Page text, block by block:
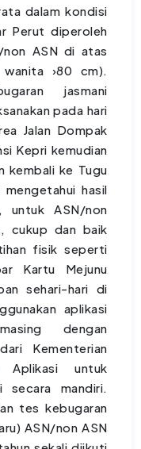
dalam kondisi
Perut diperoleh
non ASN di atas
›80 cm).
jasmani
pada hari
Jalan Dompak
Kepri kemudian
kembali ke Tugu
hasil
untuk ASN/non
cukup dan baik
fisik seperti
Kartu Mejunu
sehari-hari di
aplikasi
dengan
Kementerian
Aplikasi untuk
secara mandiri.
tes kebugaran
ASN/non ASN